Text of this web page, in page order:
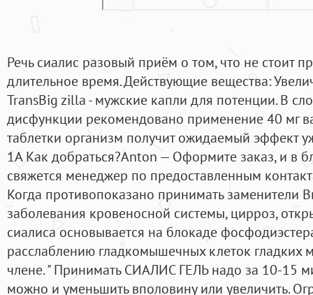
Речь сиалис разовый приём о том, что не стоит
длительное время. Действующие вещества:
TransBig zilla - мужские капли для потенции. В
дисфункции рекомендовано применение 40 мг
таблетки организм получит ожидаемый эффект
1А Как добраться?Anton — Оформите заказ, и в
свяжется менеджер по предоставленным
Когда противопоказано принимать заменители
заболевания кровеносной системы, цирроз,
сиалиса основывается на блокаде
расслаблению гладкомышечных клеток гладких
члене. " Принимать СИАЛИС ГЕЛЬ надо за 10-15
можно и уменьшить вполовину или увеличить.